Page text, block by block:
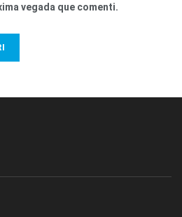
vegada que comenti.